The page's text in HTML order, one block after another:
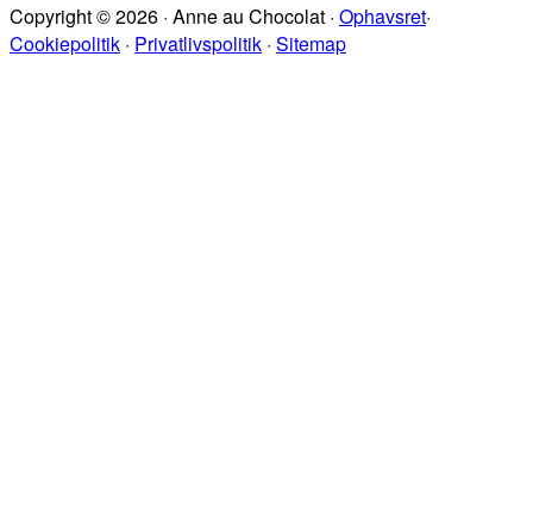
sitet
Copyright © 2026 · Anne au Chocolat · Ophavsret·
Cookiepolitik · Privatlivspolitik · Sitemap